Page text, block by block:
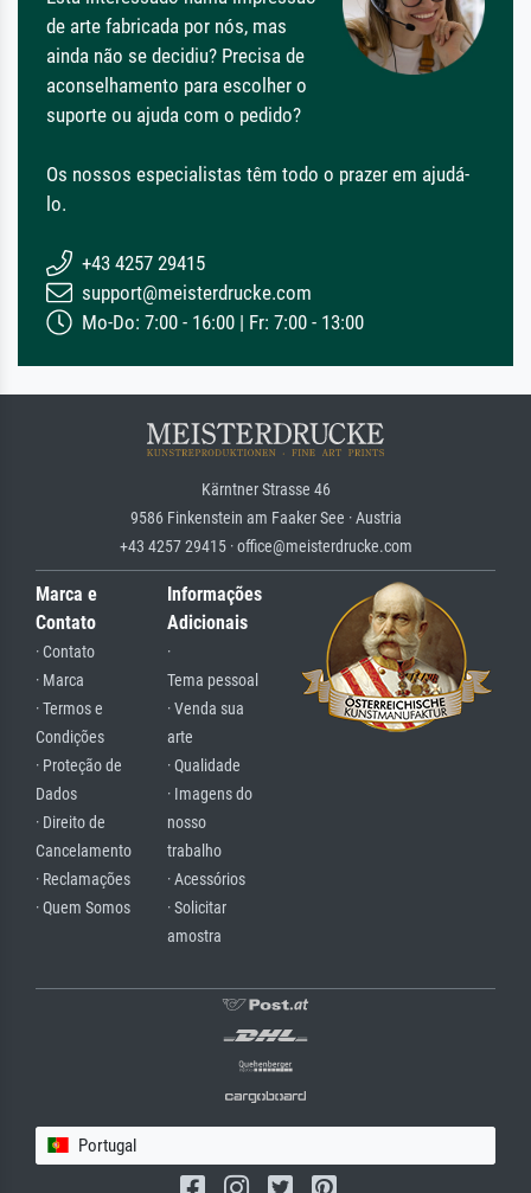
de arte fabricada por nós, mas
ainda não se decidiu? Precisa de
aconselhamento para escolher o
suporte ou ajuda com o pedido?
Os nossos especialistas têm todo o prazer em ajudá-
lo.
+43 4257 29415
support@meisterdrucke.com
Mo-Do: 7:00 - 16:00 | Fr: 7:00 - 13:00
Kärntner Strasse 46
9586 Finkenstein am Faaker See · Austria
+43 4257 29415 · office@meisterdrucke.com
Marca e
Contato
· Contato
· Marca
· Termos e
Condições
· Proteção de
Dados
· Direito de
Cancelamento
· Reclamações
· Quem Somos
Informações
Adicionais
·
Tema pessoal
· Venda sua
arte
· Qualidade
· Imagens do
nosso
trabalho
· Acessórios
· Solicitar
amostra
Portugal